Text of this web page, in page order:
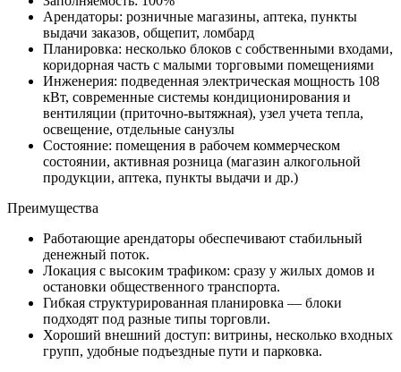
Арендаторы: розничные магазины, аптека, пункты
выдачи заказов, общепит, ломбард
Планировка: несколько блоков с собственными входами,
коридорная часть с малыми торговыми помещениями
Инженерия: подведенная электрическая мощность 108
кВт, современные системы кондиционирования и
вентиляции (приточно-вытяжная), узел учета тепла,
освещение, отдельные санузлы
Состояние: помещения в рабочем коммерческом
состоянии, активная розница (магазин алкогольной
продукции, аптека, пункты выдачи и др.)
Преимущества
Работающие арендаторы обеспечивают стабильный
денежный поток.
Локация с высоким трафиком: сразу у жилых домов и
остановки общественного транспорта.
Гибкая структурированная планировка — блоки
подходят под разные типы торговли.
Хороший внешний доступ: витрины, несколько входных
групп, удобные подъездные пути и парковка.